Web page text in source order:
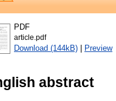
PDF
article.pdf
Download (144kB) Preview
abstract